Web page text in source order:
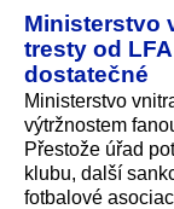
Ministerstvo
tresty od
dostatečné
Ministerstvo
výtržnostem
Přestože úřad
klubu, další
fotbalové